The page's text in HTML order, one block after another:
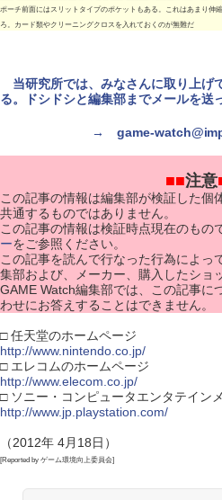
ポーチ前面にはスリットタイプのポケットもある。これはあまり伸
ろ。カード類やクリーニングクロスを入れておくのが無難だ
当研究所では、みなさんに取り上げ
る。ドシドシと編集部までメールを送
→ game-
■■注意
この記事の情報は編集部が検証した個
共通するものではありません。
この記事の情報は検証時点現在のもの
ーをご参照ください。
この記事を読んで行なった行為によっ
集部および、メーカー、購入したショ
GAME Watch編集部では、この記事に
わせにお答えすることはできません。
□ 任天堂のホームページ
http://www.nintendo.co.jp/
□ エレコムのホームページ
http://www.elecom.co.jp/
□ ソニー・コンピュータエンタテイン
http://www.jp.playstation.com/
（2012年 4月18日）
[Reported by ゲーム環境向上委員会]